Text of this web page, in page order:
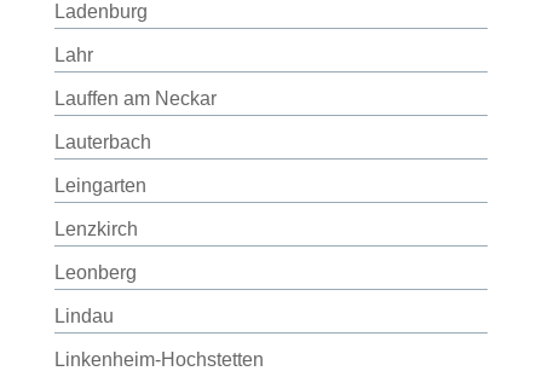
Ladenburg
Lahr
Lauffen am Neckar
Lauterbach
Leingarten
Lenzkirch
Leonberg
Lindau
Linkenheim-Hochstetten